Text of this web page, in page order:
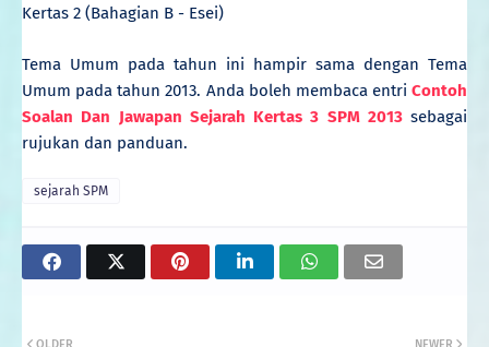
Kertas 2 (Bahagian B - Esei)
Tema Umum pada tahun ini hampir sama dengan Tema
Umum pada tahun 2013. Anda boleh membaca entri Contoh
Soalan Dan Jawapan Sejarah Kertas 3 SPM 2013 sebagai
rujukan dan panduan.
sejarah SPM
NEWER
OLDER